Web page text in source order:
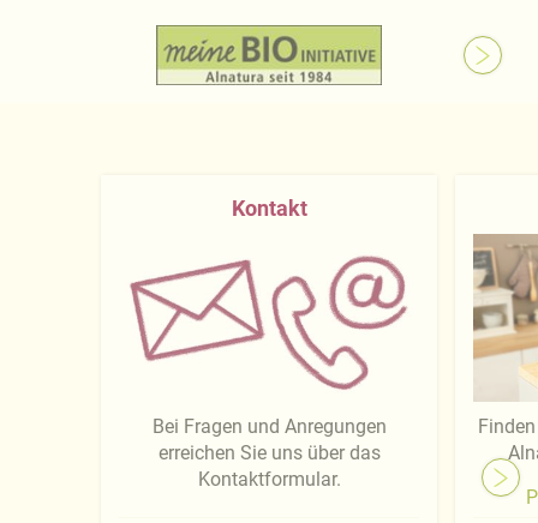
Kontakt
Bei Fragen und Anregungen
erreichen Sie uns über das
Kontaktformular.